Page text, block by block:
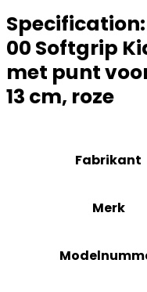
Specification:
00 Softgrip
met punt
13 cm, roze
Fabrikant
Merk